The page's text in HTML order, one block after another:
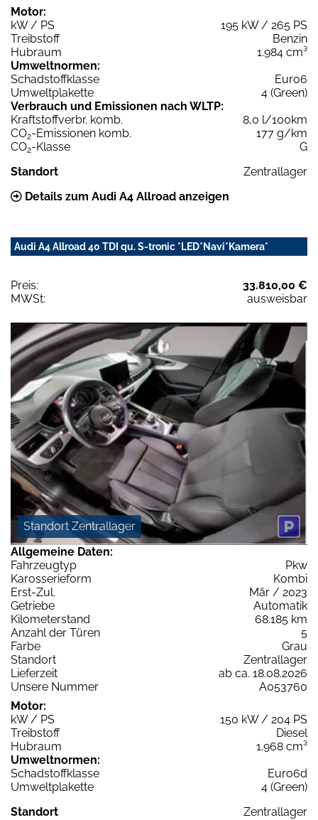
Motor:
kW / PS
195 kW / 265 PS
Treibstoff
Benzin
Hubraum
1.984 cm³
Umweltnormen:
Schadstoffklasse
Euro6
Umweltplakette
4 (Green)
Verbrauch und Emissionen nach WLTP:
Kraftstoffverbr. komb.
8,0 l/100km
CO2-Emissionen komb.
177 g/km
CO2-Klasse
G
Standort
Zentrallager
Details zum Audi A4 Allroad anzeigen
Audi A4 Allroad 40 TDI qu. S-tronic *LED*Navi*Kamera*
Preis:
33.810,00 €
MWSt:
ausweisbar
Standort Zentrallager
Allgemeine Daten:
Fahrzeugtyp
Pkw
Karosserieform
Kombi
Erst-Zul.
Mär / 2023
Getriebe
Automatik
Kilometerstand
68.185 km
Anzahl der Türen
5
Farbe
Grau
Standort
Zentrallager
Lieferzeit
ab ca. 18.08.2026
Unsere Nummer
A053760
Motor:
kW / PS
150 kW / 204 PS
Treibstoff
Diesel
Hubraum
1.968 cm³
Umweltnormen:
Schadstoffklasse
Euro6d
Umweltplakette
4 (Green)
Standort
Zentrallager